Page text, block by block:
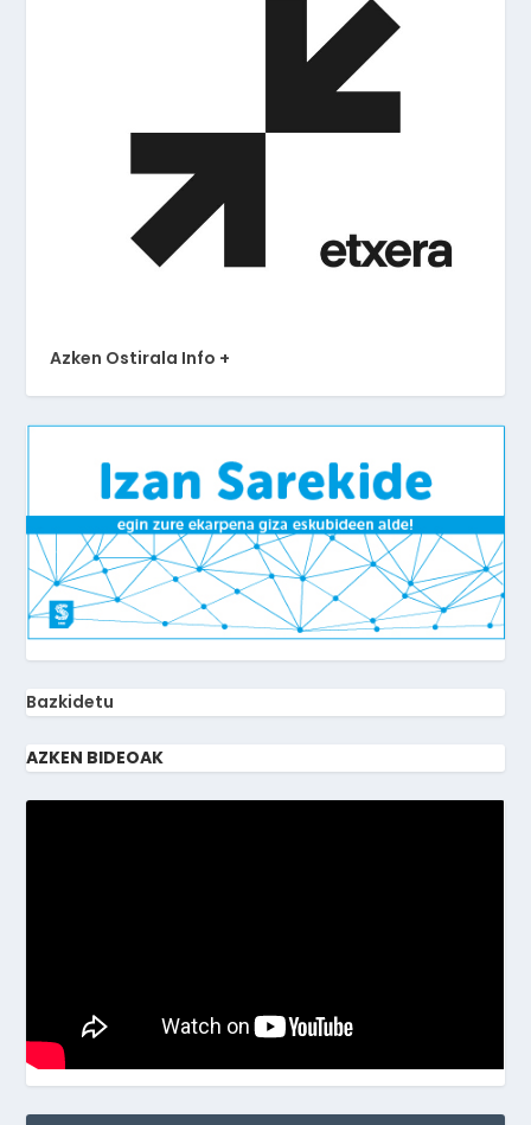
Azken Ostirala Info +
Bazkidetu
AZKEN BIDEOAK